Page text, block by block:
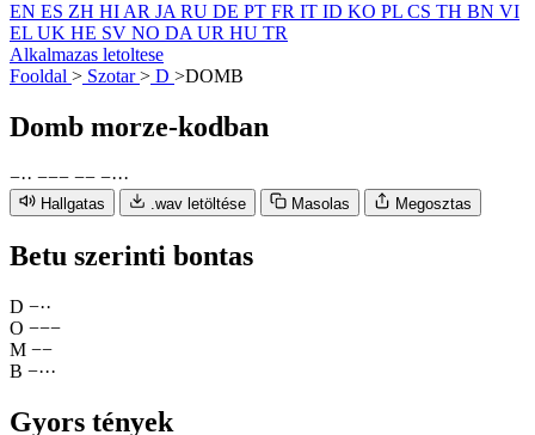
EN ES ZH HI AR JA RU DE PT FR IT ID KO PL CS TH BN VI
EL UK HE SV NO DA UR HU TR
Alkalmazas letoltese
Fooldal > Szotar> D >DOMB
Domb morze-kodban
−·· −−− −− −···
Hallgatas .wav letöltése Masolas Megosztas
Betu szerinti bontas
D −··
O −−−
M −−
B −···
Gyors tények